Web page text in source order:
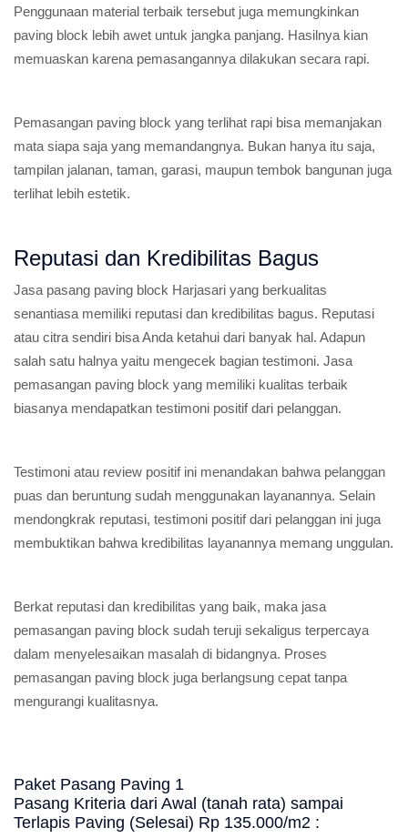
Penggunaan material terbaik tersebut juga memungkinkan
paving block lebih awet untuk jangka panjang. Hasilnya kian
memuaskan karena pemasangannya dilakukan secara rapi.
Pemasangan paving block yang terlihat rapi bisa memanjakan
mata siapa saja yang memandangnya. Bukan hanya itu saja,
tampilan jalanan, taman, garasi, maupun tembok bangunan juga
terlihat lebih estetik.
Reputasi dan Kredibilitas Bagus
Jasa pasang paving block Harjasari yang berkualitas
senantiasa memiliki reputasi dan kredibilitas bagus. Reputasi
atau citra sendiri bisa Anda ketahui dari banyak hal. Adapun
salah satu halnya yaitu mengecek bagian testimoni. Jasa
pemasangan paving block yang memiliki kualitas terbaik
biasanya mendapatkan testimoni positif dari pelanggan.
Testimoni atau review positif ini menandakan bahwa pelanggan
puas dan beruntung sudah menggunakan layanannya. Selain
mendongkrak reputasi, testimoni positif dari pelanggan ini juga
membuktikan bahwa kredibilitas layanannya memang unggulan.
Berkat reputasi dan kredibilitas yang baik, maka jasa
pemasangan paving block sudah teruji sekaligus terpercaya
dalam menyelesaikan masalah di bidangnya. Proses
pemasangan paving block juga berlangsung cepat tanpa
mengurangi kualitasnya.
Paket Pasang Paving 1
Pasang Kriteria dari Awal (tanah rata) sampai
Terlapis Paving (Selesai) Rp 135.000/m2 :